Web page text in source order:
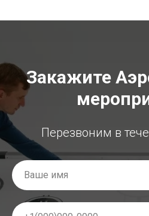
Закажите
Перезвоним в